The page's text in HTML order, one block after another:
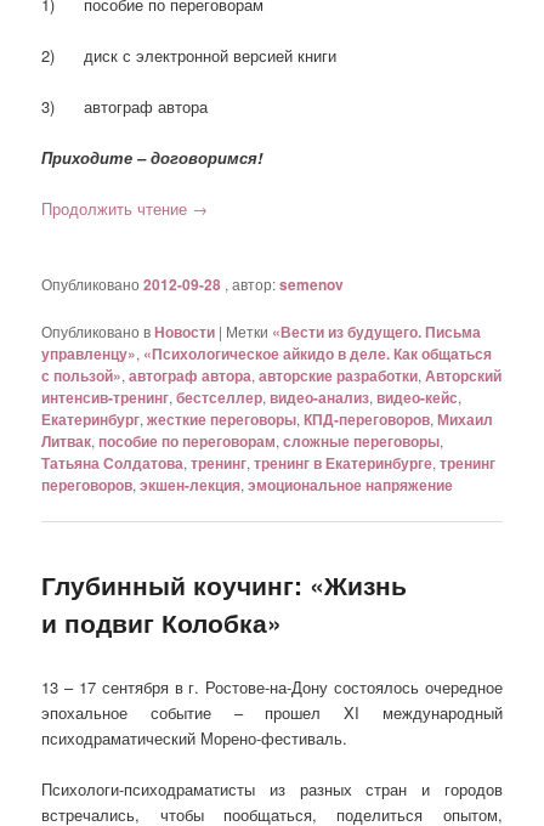
2) диск с электронной версией книги
3) автограф автора
Приходите – договоримся!
Продолжить чтение →
Опубликовано2012-09-28 , автор:semenov
Опубликовано вНовости | Метки «Вести из будущего. Письма
управленцу», «Психологическое айкидо в деле. Как общаться
с пользой»,автограф автора,авторские разработки,Авторский
интенсив-тренинг,бестселлер, видео-анализ, видео-кейс,
Екатеринбург,жесткие переговоры,КПД-переговоров,Михаил
Литвак, пособие по переговорам,сложные переговоры,
Татьяна Солдатова,тренинг,тренинг в Екатеринбурге,тренинг
переговоров,экшен-лекция,эмоциональное напряжение
Глубинный коучинг: «Жизнь
и подвиг Колобка»
13 – 17 сентября в г. Ростове-на-Дону состоялось очередное
эпохальное событие – прошел XI международный
психодраматический Морено-фестиваль.
Психологи-психодраматисты из разных стран и городов
встречались, чтобы пообщаться, поделиться опытом,